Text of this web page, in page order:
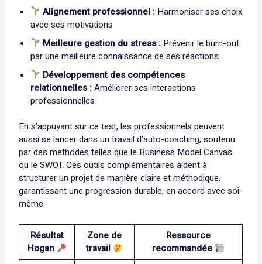
Alignement professionnel : Harmoniser ses choix
avec ses motivations
Meilleure gestion du stress : Prévenir le burn-out
par une meilleure connaissance de ses réactions
Développement des compétences
relationnelles :Améliorer ses interactions
professionnelles
En s’appuyant sur ce test, les professionnels peuvent
aussi se lancer dans un travail d’auto-coaching, soutenu
par des méthodes telles que le Business Model Canvas
ou le SWOT. Ces outils complémentaires aident à
structurer un projet de manière claire et méthodique,
garantissant une progression durable, en accord avec soi-
même.
Résultat
Hogan
Zone de
travail
Ressource
recommandée